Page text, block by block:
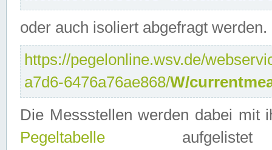
oder auch isoliert abgefragt werden.
https://pegelonline.wsv.de/
a7d6-6476a76ae868/W/
Die Messstellen werden dabei mit
Pegeltabelle